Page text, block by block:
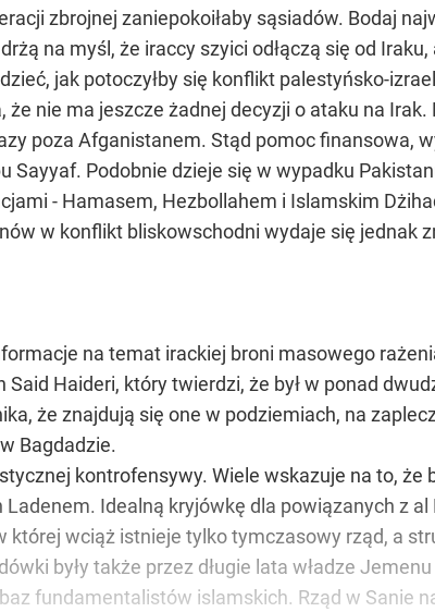
zbrojnej zaniepokoiłaby sąsiadów. Bodaj
na myśl, że iraccy szyici odłączą się od
jak potoczyłby się konflikt palestyńsko-
nie ma jeszcze żadnej decyzji o ataku na
poza Afganistanem. Stąd pomoc finansowa,
Sayyaf. Podobnie dzieje się w wypadku
- Hamasem, Hezbollahem i Islamskim
w konflikt bliskowschodni wydaje się jednak
na temat irackiej broni masowego
Haideri, który twierdzi, że był w ponad
że znajdują się one w podziemiach, na
Bagdadzie.
kontrofensywy. Wiele wskazuje na to, że
Idealną kryjówkę dla powiązanych z
której wciąż istnieje tylko tymczasowy rząd, a
były także przez długie lata władze
fundamentalistów islamskich. Rząd w Sanie